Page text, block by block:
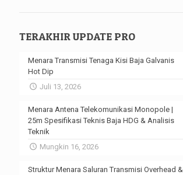
TERAKHIR UPDATE PRO
Menara Transmisi Tenaga Kisi Baja Galvanis
Hot Dip
Juli 13, 2026
Menara Antena Telekomunikasi Monopole |
25m Spesifikasi Teknis Baja HDG & Analisis
Teknik
Mungkin 16, 2026
Struktur Menara Saluran Transmisi Overhead &